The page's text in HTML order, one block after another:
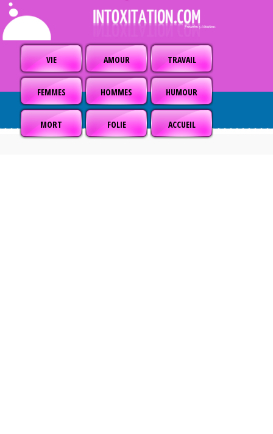
VIE AMOUR TRAVAIL
FEMMES HOMMES HUMOUR
MORT FOLIE ACCUEIL